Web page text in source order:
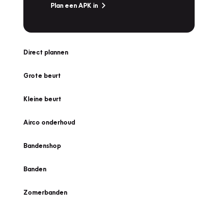
Plan een APK in
Direct plannen
Grote beurt
Kleine beurt
Airco onderhoud
Bandenshop
Banden
Zomerbanden